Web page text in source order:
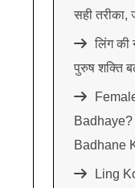
सही तरीका,
लिंग
पुरुष शक्ति
Badhane
Ling